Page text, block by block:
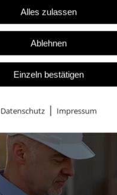
Alles zulassen
Ablehnen
Einzeln bestätigen
Datenschutz| Impressum